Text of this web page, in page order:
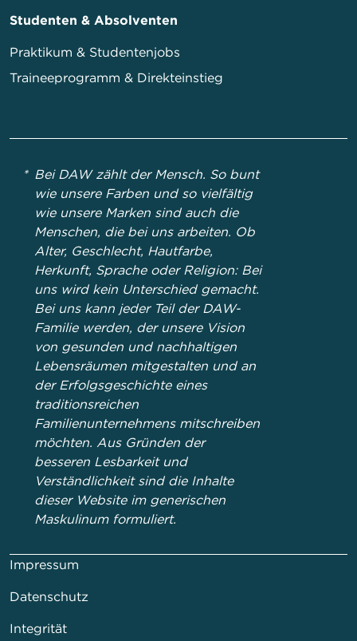
Studenten & Absolventen
Praktikum & Studentenjobs
Traineeprogramm & Direkteinstieg
Bei DAW zählt der Mensch. So bunt
wie unsere Farben und so vielfältig
wie unsere Marken sind auch die
Menschen, die bei uns arbeiten. Ob
Alter, Geschlecht, Hautfarbe,
Herkunft, Sprache oder Religion: Bei
uns wird kein Unterschied gemacht.
Bei uns kann jeder Teil der DAW-
Familie werden, der unsere Vision
von gesunden und nachhaltigen
Lebensräumen mitgestalten und an
der Erfolgsgeschichte eines
traditionsreichen
Familienunternehmens mitschreiben
möchten. Aus Gründen der
besseren Lesbarkeit und
Verständlichkeit sind die Inhalte
dieser Website im generischen
Maskulinum formuliert.
Impressum
Datenschutz
Integrität